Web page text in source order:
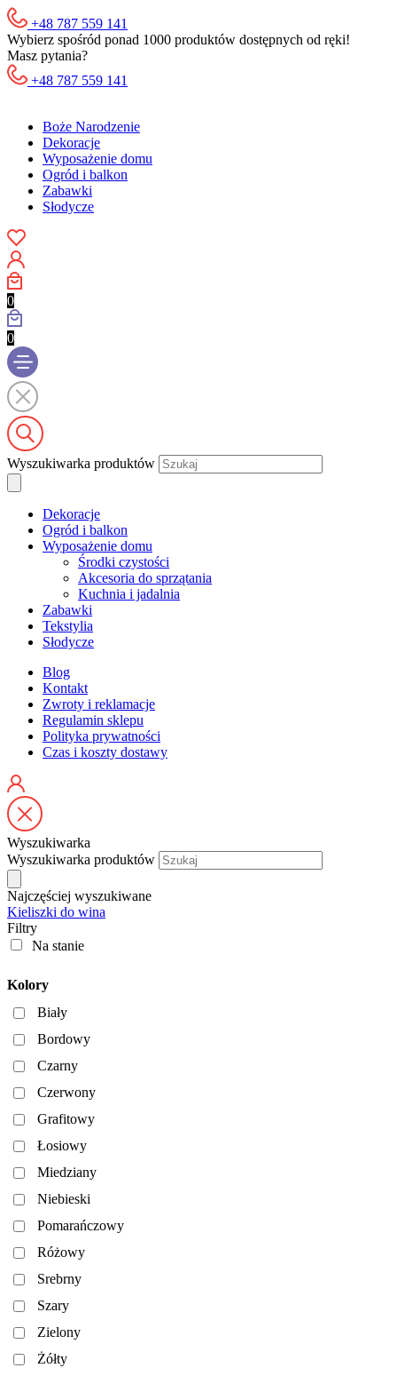
+48 787 559 141
Wybierz spośród ponad 1000 produktów dostępnych od ręki!
Masz pytania?
+48 787 559 141
Boże Narodzenie
Dekoracje
Wyposażenie domu
Ogród i balkon
Zabawki
Słodycze
0
0
Wyszukiwarka produktów
Dekoracje
Ogród i balkon
Wyposażenie domu
Środki czystości
Akcesoria do sprzątania
Kuchnia i jadalnia
Zabawki
Tekstylia
Słodycze
Blog
Kontakt
Zwroty i reklamacje
Regulamin sklepu
Polityka prywatności
Czas i koszty dostawy
Wyszukiwarka
Wyszukiwarka produktów
Najczęściej wyszukiwane
Kieliszki do wina
Filtry
Na stanie
Kolory
Biały
Bordowy
Czarny
Czerwony
Grafitowy
Łosiowy
Miedziany
Niebieski
Pomarańczowy
Różowy
Srebrny
Szary
Zielony
Żółty